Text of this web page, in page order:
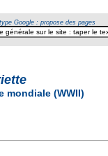
Google : propose des pages
mondiale (WWII)